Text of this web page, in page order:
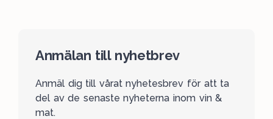
Anmälan till nyhetbrev
Anmäl dig till vårat nyhetesbrev för att ta
del av de senaste nyheterna inom vin &
mat.